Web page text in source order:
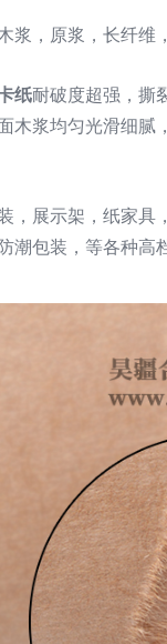
，原浆，长纤维，
纸耐破度超强，撕
木浆均匀光滑细
展示架，纸家具
潮包装，等各种高